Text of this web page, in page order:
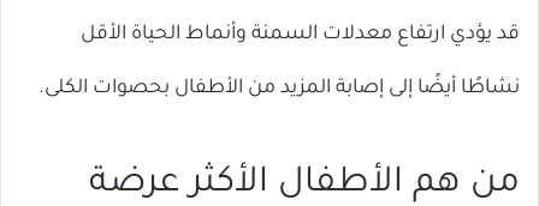
قد يؤدي ارتفاع معدلات السمنة وأنماط الحياة الأقل
نشاطًا أيضًا إلى إصابة المزيد من الأطفال بحصوات الكلى.
من هم الأطفال الأكثر عرضة